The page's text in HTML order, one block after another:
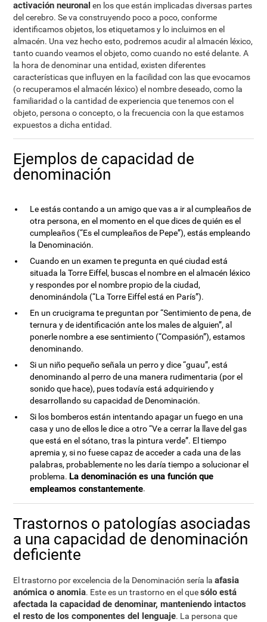
activación neuronal en los que están implicadas diversas partes
del cerebro. Se va construyendo poco a poco, conforme
identificamos objetos, los etiquetamos y lo incluimos en el
almacén. Una vez hecho esto, podremos acudir al almacén léxico,
tanto cuando veamos el objeto, como cuando no esté delante. A
la hora de denominar una entidad, existen diferentes
características que influyen en la facilidad con las que evocamos
(o recuperamos el almacén léxico) el nombre deseado, como la
familiaridad o la cantidad de experiencia que tenemos con el
objeto, persona o concepto, o la frecuencia con la que estamos
expuestos a dicha entidad.
Ejemplos de capacidad de
denominación
Le estás contando a un amigo que vas a ir al cumpleaños de
otra persona, en el momento en el que dices de quién es el
cumpleaños (“Es el cumpleaños de Pepe”), estás empleando
la Denominación.
Cuando en un examen te pregunta en qué ciudad está
situada la Torre Eiffel, buscas el nombre en el almacén léxico
y respondes por el nombre propio de la ciudad,
denominándola (“La Torre Eiffel está en París”).
En un crucigrama te preguntan por “Sentimiento de pena, de
ternura y de identificación ante los males de alguien”, al
ponerle nombre a ese sentimiento (“Compasión”), estamos
denominando.
Si un niño pequeño señala un perro y dice “guau”, está
denominando al perro de una manera rudimentaria (por el
sonido que hace), pues todavía está adquiriendo y
desarrollando su capacidad de Denominación.
Si los bomberos están intentando apagar un fuego en una
casa y uno de ellos le dice a otro “Ve a cerrar la llave del gas
que está en el sótano, tras la pintura verde”. El tiempo
apremia y, si no fuese capaz de acceder a cada una de las
palabras, probablemente no les daría tiempo a solucionar el
problema. La denominación es una función que
empleamos constantemente.
Trastornos o patologías asociadas
a una capacidad de denominación
deficiente
El trastorno por excelencia de la Denominación sería laafasia
anómica o anomia. Este es un trastorno en el quesólo está
afectada la capacidad de denominar, manteniendo intactos
el resto de los componentes del lenguaje. La persona que